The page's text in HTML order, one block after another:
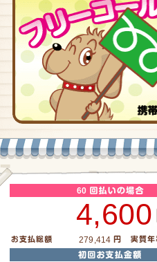
60
4,600
279,414